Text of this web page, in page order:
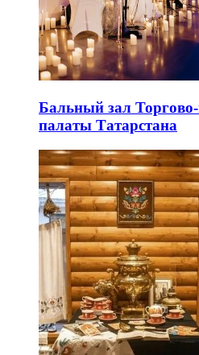
Бальный зал
палаты Татарстана